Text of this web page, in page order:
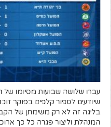
עברו שלושה שבועות מסיומו של
שיודעים לספור קלפים בפוקר
בליגה זה לא רק משימתן של
המנהלת וליצור פגרה כל כך